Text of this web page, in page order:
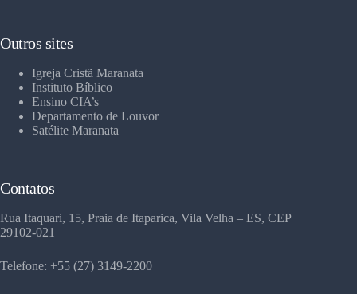
Outros sites
Igreja Cristã Maranata
Instituto Bíblico
Ensino CIA’s
Departamento de Louvor
Satélite Maranata
Contatos
Rua Itaquari, 15, Praia de Itaparica, Vila Velha – ES, CEP
29102-021
Telefone: +55 (27) 3149-2200